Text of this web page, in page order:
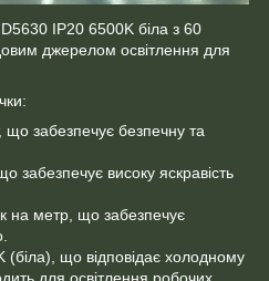
ІР20 6500K біла з 60
джерелом освітлення для
забезпечує безпечну та
забезпечує високу яскравість
на метр, що забезпечує
що відповідає холодному